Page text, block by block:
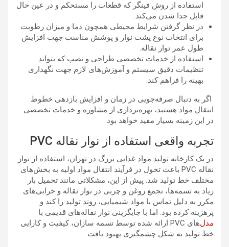
استفاده از روش فینگر که قطعات را مستحکم و در عین حال
قابل جدا شدن می‌کند.
در نظر گرفتن شرایط محیطی همچون دما و میزان رطوبت
برای انتخاب نوع پشت نوار و پوشش مناسب جهت افزایش
طول عمر نوار نقاله.
استفاده از خدمات تخصصی طراحی و نصب که بتواند
تنظیمات دقیق سیستم و آموزش‌های لازم جهت نگهداری
بهینه را فراهم کند.
اگر به دنبال صرفه‌جویی در زمان و افزایش بازدهی خطوط
انتقال مواد هستید، بهره‌برداری از مشاوره و خدمات تخصصی
در این زمینه بسیار مفید خواهد بود.
تجربه واقعی استفاده از نوار نقاله PVC
در یک کارخانه تولید مواد غذایی بزرگ در تهران، استفاده از نوار
نقاله PVC باعث تحول در فرآیند انتقال مواد اولیه به بخش‌های
مختلف خط تولید شد. پیش از این، مشکلاتی مانند تحمیل بار
زیاد به تسمه‌ها، تجمع روغن و چربی در نوار نقاله و خرابی‌های
مکرر به دلیل تماس با مواد شیمیایی، روند تولید را کند و
پرهزینه کرده بود. اما با جایگزینی نوار نقاله‌های قدیمی با
مدل
‌های PVC ارائه شده توسط تسمه سازان، کیفیت و کارایی
خط تولید به شکل چشمگیری بهبود یافت.